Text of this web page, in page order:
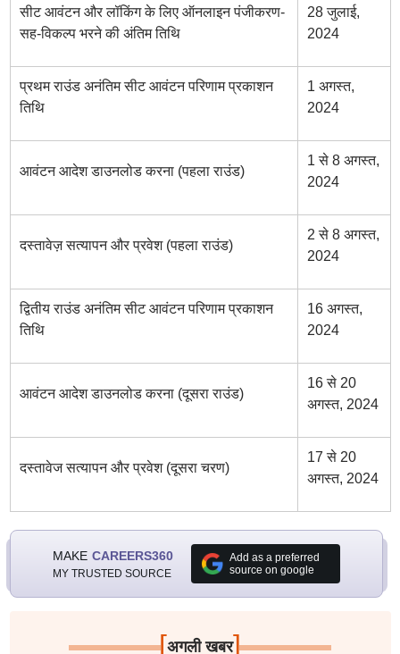
सीट आवंटन और लॉकिंग के लिए ऑनलाइन पंजीकरण-
सह-विकल्प भरने की अंतिम तिथि
28 जुलाई,
2024
प्रथम राउंड अनंतिम सीट आवंटन परिणाम प्रकाशन
तिथि
1 अगस्त,
2024
आवंटन आदेश डाउनलोड करना (पहला राउंड)
1 से 8 अगस्त,
2024
दस्तावेज़ सत्यापन और प्रवेश (पहला राउंड)
2 से 8 अगस्त,
2024
द्वितीय राउंड अनंतिम सीट आवंटन परिणाम प्रकाशन
तिथि
16 अगस्त,
2024
आवंटन आदेश डाउनलोड करना (दूसरा राउंड)
16 से 20
अगस्त, 2024
दस्तावेज सत्यापन और प्रवेश (दूसरा चरण)
17 से 20
अगस्त, 2024
MAKE CAREERS360
MY TRUSTED SOURCE
Add as a preferred
source on google
[अगली खबर]